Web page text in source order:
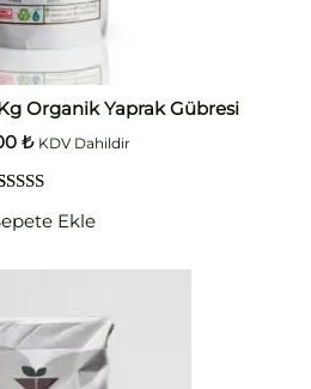
Organik Yaprak Gübresi
₺ KDV Dahildir
Ekle